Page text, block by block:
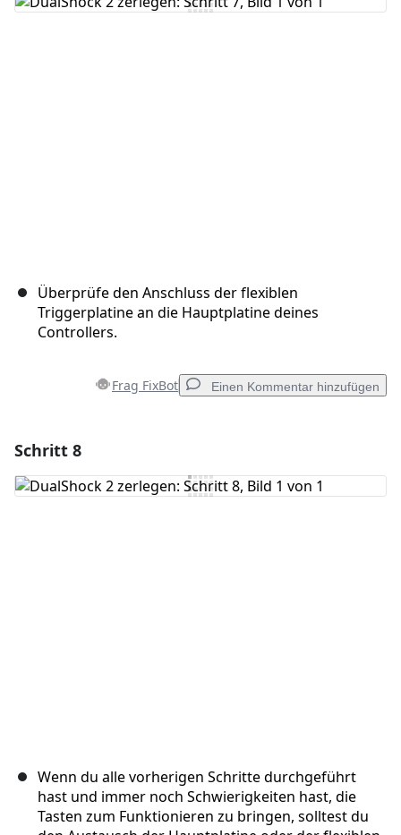
Kommentar hinzufügen
Überprüfe den Anschluss der flexiblen
Triggerplatine an die Hauptplatine deines
Controllers.
Frag FixBot Einen Kommentar hinzufügen
Kommentar hinzufügen
Schritt 8
Wenn du alle vorherigen Schritte durchgeführt
hast und immer noch Schwierigkeiten hast, die
Tasten zum Funktionieren zu bringen, solltest du